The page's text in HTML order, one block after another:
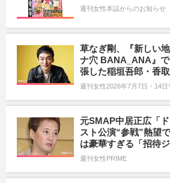
週刊女性本誌からのお知らせ
草なぎ剛、『新しい
ナ穴 BANA_ANA』
張した稲垣吾郎・香
週刊女性2026年7月7日・14日
元SMAP中居正広「
スト公演“参戦”熱望
は豪華すぎる「招待
週刊女性PRIME